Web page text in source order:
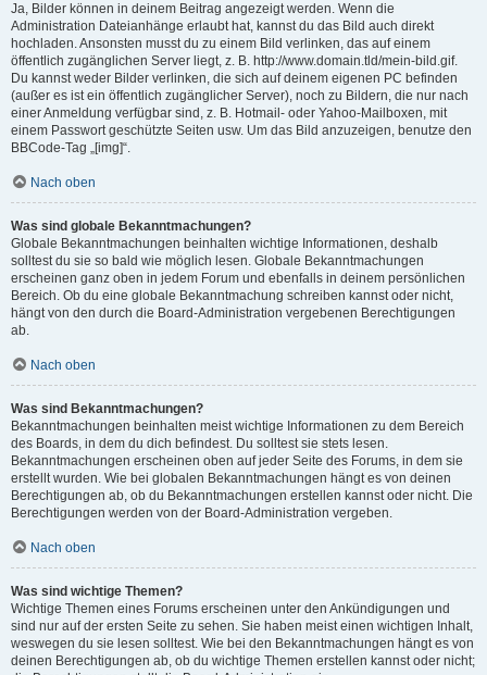
Ja, Bilder können in deinem Beitrag angezeigt werden. Wenn die
Administration Dateianhänge erlaubt hat, kannst du das Bild auch direkt
hochladen. Ansonsten musst du zu einem Bild verlinken, das auf einem
öffentlich zugänglichen Server liegt, z. B. http://www.domain.tld/mein-bild.gif.
Du kannst weder Bilder verlinken, die sich auf deinem eigenen PC befinden
(außer es ist ein öffentlich zugänglicher Server), noch zu Bildern, die nur nach
einer Anmeldung verfügbar sind, z. B. Hotmail- oder Yahoo-Mailboxen, mit
einem Passwort geschützte Seiten usw. Um das Bild anzuzeigen, benutze den
BBCode-Tag „[img]“.
Nach oben
Was sind globale Bekanntmachungen?
Globale Bekanntmachungen beinhalten wichtige Informationen, deshalb
solltest du sie so bald wie möglich lesen. Globale Bekanntmachungen
erscheinen ganz oben in jedem Forum und ebenfalls in deinem persönlichen
Bereich. Ob du eine globale Bekanntmachung schreiben kannst oder nicht,
hängt von den durch die Board-Administration vergebenen Berechtigungen
ab.
Nach oben
Was sind Bekanntmachungen?
Bekanntmachungen beinhalten meist wichtige Informationen zu dem Bereich
des Boards, in dem du dich befindest. Du solltest sie stets lesen.
Bekanntmachungen erscheinen oben auf jeder Seite des Forums, in dem sie
erstellt wurden. Wie bei globalen Bekanntmachungen hängt es von deinen
Berechtigungen ab, ob du Bekanntmachungen erstellen kannst oder nicht. Die
Berechtigungen werden von der Board-Administration vergeben.
Nach oben
Was sind wichtige Themen?
Wichtige Themen eines Forums erscheinen unter den Ankündigungen und
sind nur auf der ersten Seite zu sehen. Sie haben meist einen wichtigen Inhalt,
weswegen du sie lesen solltest. Wie bei den Bekanntmachungen hängt es von
deinen Berechtigungen ab, ob du wichtige Themen erstellen kannst oder nicht;